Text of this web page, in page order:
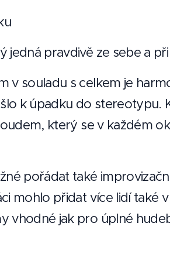
pravdivě ze sebe a
v souladu s celkem je
k úpadku do stereotypu.
který se v každém
pořádat také
mohlo přidat více lidí také
vhodné jak pro úplné